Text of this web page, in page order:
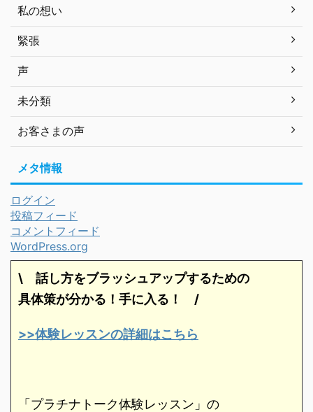
私の想い
緊張
声
未分類
お客さまの声
メタ情報
ログイン
投稿フィード
コメントフィード
WordPress.org
\ 話し方をブラッシュアップするための
具体策が分かる！手に入る！ /
>>体験レッスンの詳細はこちら
「プラチナトーク体験レッスン」の